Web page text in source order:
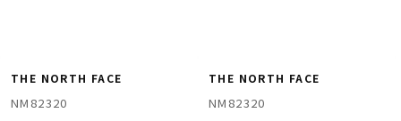
THE NORTH FACE
NM82320
THE NORTH FACE
NM82320